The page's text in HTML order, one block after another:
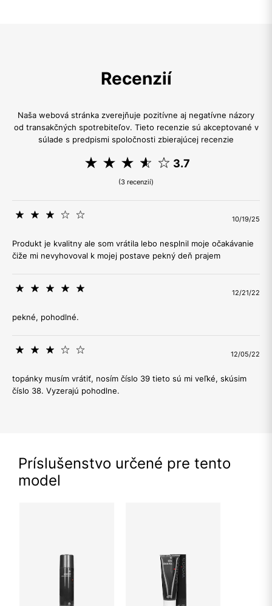
Recenzií
Naša webová stránka zverejňuje pozitívne aj negatívne názory
od transakčných spotrebiteľov. Tieto recenzie sú akceptované v
súlade s predpismi spoločnosti zbierajúcej recenzie
3.7
(3 recenzií)
10/19/25
Produkt je kvalitny ale som vrátila lebo nesplnil moje očakávanie
čiže mi nevyhovoval k mojej postave pekný deň prajem
12/21/22
pekné, pohodlné.
12/05/22
topánky musím vrátiť, nosím číslo 39 tieto sú mi veľké, skúsim
číslo 38. Vyzerajú pohodlne.
Príslušenstvo určené pre tento
model